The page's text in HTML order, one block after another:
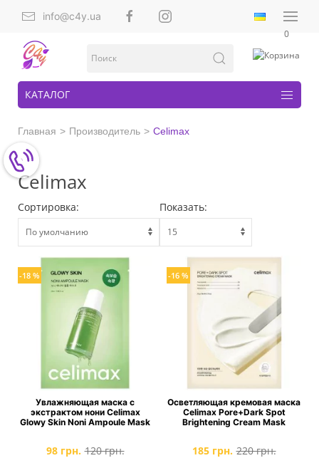
info@c4y.ua
0
КАТАЛОГ
Главная Производитель Celimax
Celimax
Сортировка: Показать:
-18 %
Увлажняющая маска с
экстрактом нони Celimax
Glowy Skin Noni Ampoule Mask
98 грн. 120 грн.
-16 %
Осветляющая кремовая маска
Celimax Pore+Dark Spot
Brightening Cream Mask
185 грн. 220 грн.